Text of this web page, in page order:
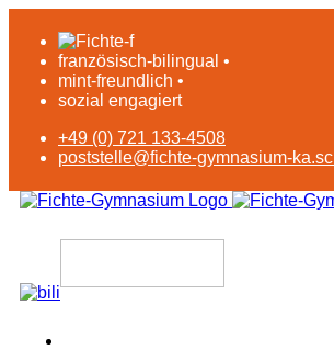
französisch-bilingual •
mint-freundlich •
sozial engagiert
+49 (0) 721 133-4508
poststelle@fichte-gymnasium-